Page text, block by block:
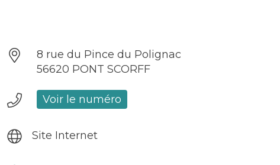
8 rue du Pince du Polignac
56620 PONT SCORFF
Voir le numéro
Site Internet